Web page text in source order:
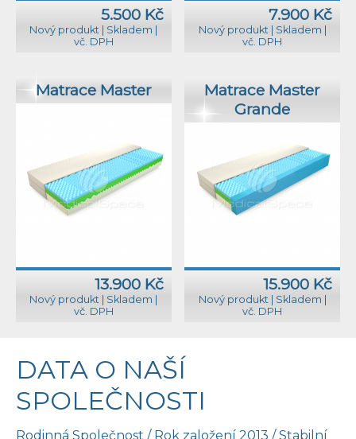
5.500 Kč
Nový produkt Skladem
vč. DPH
7.900 Kč
Nový produkt Skladem
vč. DPH
Matrace Master
13.900 Kč
Nový produkt | Skladem |
vč. DPH
Matrace Master
Grande
15.900 Kč
Nový produkt | Skladem |
vč. DPH
DATA O NAŠÍ
SPOLEČNOSTI
Rodinná Společnost / Rok založení 2013 / Stabilní